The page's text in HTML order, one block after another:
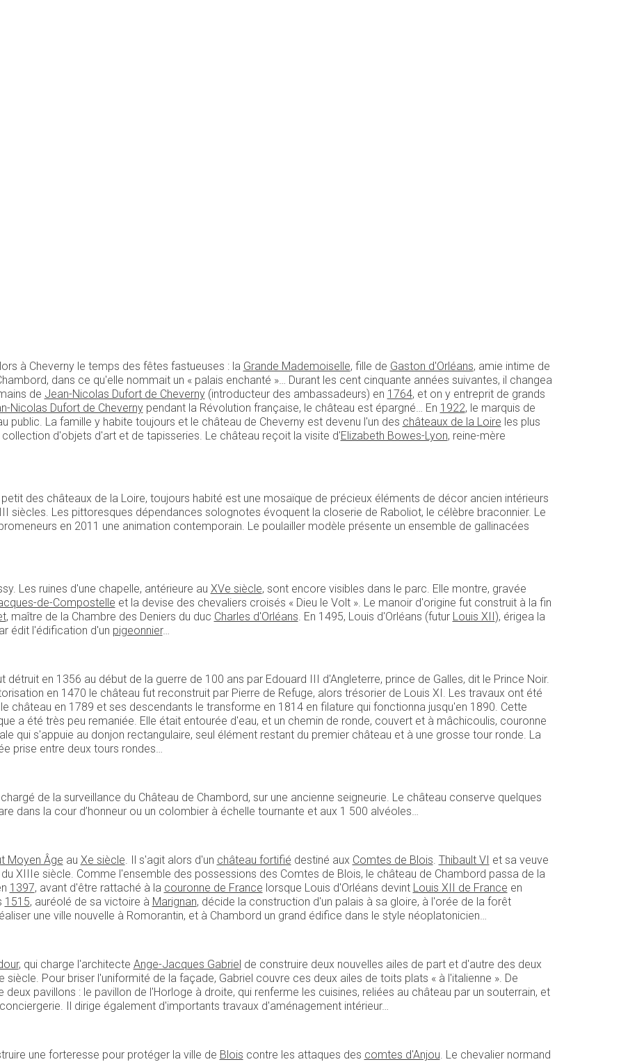
à Cheverny le temps des fêtes fastueuses : la Grande Mademoiselle, fille de Gaston d'Orléans, amie intime de
dans ce qu'elle nommait un « palais enchanté »… Durant les cent cinquante années suivantes, il changea
de Jean-Nicolas Dufort de Cheverny(introducteur des ambassadeurs) en 1764, et on y entreprit de grands
Nicolas Dufort de Chevernypendant la Révolution française, le château est épargné… En 1922, le marquis de
public. La famille y habite toujours et le château de Cheverny est devenu l'un des châteaux de la Loire les plus
d'objets d'art et de tapisseries. Le château reçoit la visite d'Elizabeth Bowes-Lyon, reine-mère
des châteaux de la Loire, toujours habité est une mosaïque de précieux éléments de décor ancien intérieurs
siècles. Les pittoresques dépendances solognotes évoquent la closerie de Raboliot, le célèbre braconnier. Le
en 2011 une animation contemporain. Le poulailler modèle présente un ensemble de gallinacées
Les ruines d'une chapelle, antérieure au XVe siècle, sont encore visibles dans le parc. Elle montre, gravée
de-Compostelle et la devise des chevaliers croisés « Dieu le Volt ». Le manoir d'origine fut construit à la fin
, maître de la Chambre des Deniers du duc Charles d'Orléans . En 1495, Louis d'Orléans (futur Louis XII), érigea la
édit l'édification d'un pigeonnier…
détruit en 1356 au début de la guerre de 100 ans par Edouard III d'Angleterre, prince de Galles, dit le Prince Noir.
en 1470 le château fut reconstruit par Pierre de Refuge, alors trésorier de Louis XI. Les travaux ont été
château en 1789 et ses descendants le transforme en 1814 en filature qui fonctionna jusqu'en 1890. Cette
a été très peu remaniée. Elle était entourée d'eau, et un chemin de ronde, couvert et à mâchicoulis, couronne
qui s'appuie au donjon rectangulaire, seul élément restant du premier château et à une grosse tour ronde. La
prise entre deux tours rondes…
de la surveillance du Château de Chambord, sur une ancienne seigneurie. Le château conserve quelques
dans la cour d’honneur ou un colombier à échelle tournante et aux 1 500 alvéoles…
Moyen Âge au Xe siècle . Il s'agit alors d'un château fortifié destiné aux Comtes de Blois Thibault VI et sa veuve
XIIIe siècle. Comme l'ensemble des possessions des Comtes de Blois, le château de Chambord passa de la
1397, avant d'être rattaché à la couronne de France lorsque Louis d'Orléans devint Louis XII de France en
1515, auréolé de sa victoire à Marignan, décide la construction d'un palais à sa gloire, à l'orée de la forêt
une ville nouvelle à Romorantin, et à Chambord un grand édifice dans le style néoplatonicien…
, qui charge l'architecte Ange-Jacques Gabriel de construire deux nouvelles ailes de part et d'autre des deux
Pour briser l'uniformité de la façade, Gabriel couvre ces deux ailes de toits plats « à l'italienne ». De
pavillons : le pavillon de l'Horloge à droite, qui renferme les cuisines, reliées au château par un souterrain, et
Il dirige également d'importants travaux d'aménagement intérieur…
une forteresse pour protéger la ville de Blois contre les attaques des comtes d'Anjou . Le chevalier normand